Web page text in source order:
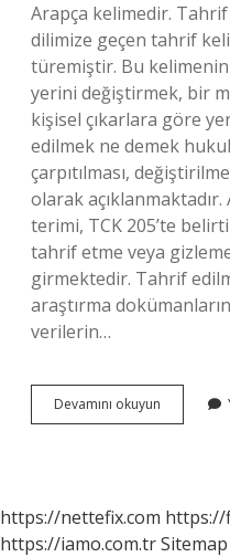
Arapça kelimedir.
dilimize geçen tahrif
türemiştir. Bu
yerini değiştirmek, bir
kişisel çıkarlara göre
edilmek ne demek
çarpıtılması,
olarak açıklanmaktadır.
terimi, TCK 205’te
tahrif etme veya
girmektedir. Tahrif
araştırma
verilerin…
Devamını okuyun
Edilmek
https://nettefix.com https://
https://iamo.com.trSitemap